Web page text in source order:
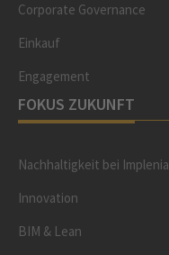
Corporate Governance
Einkauf
Engagement
FOKUS ZUKUNFT
Nachhaltigkeit bei Implenia
Innovation
BIM & Lean